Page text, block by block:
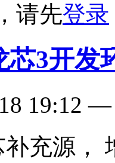
请先登录
芯3开发
19:12
充源，